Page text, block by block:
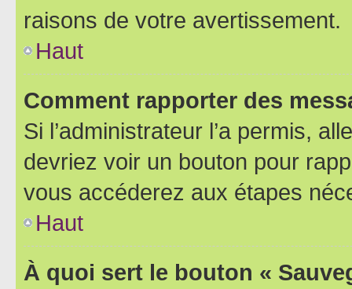
raisons de votre avertissement.
Haut
Comment rapporter des
Si l’administrateur l’a permis,
devriez voir un bouton pour
vous accéderez aux étapes
Haut
À quoi sert le bouton «